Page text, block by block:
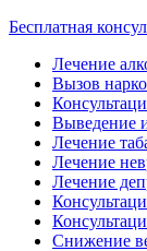
Бесплатная
Лечение
Вызов
Выведение
Лечение
Лечение
Лечение
Снижение